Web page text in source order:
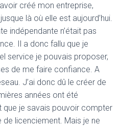
créé mon entreprise,
là où elle est aujourd’hui.
indépendante n’était pas
Il a donc fallu que je
service je pouvais proposer,
de me faire confiance. A
J’ai donc dû le créer de
années ont été
que je savais pouvoir compter
licenciement. Mais je ne